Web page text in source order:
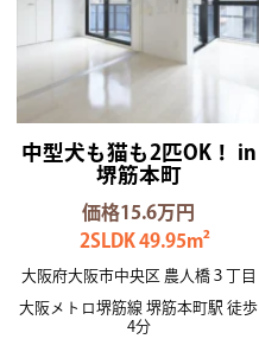
中型犬も猫も2匹OK！ in
堺筋本町
価格15.6万円
2SLDK 49.95m²
大阪府大阪市中央区 農人橋３丁目
大阪メトロ堺筋線 堺筋本町駅 徒歩
4分